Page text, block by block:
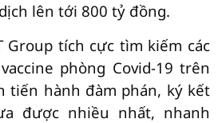
lên tới 800 tỷ đồng.
Group tích cực tìm kiếm các
phòng Covid-19 trên
tiến hành đàm phán, ký kết
được nhiều nhất, nhanh